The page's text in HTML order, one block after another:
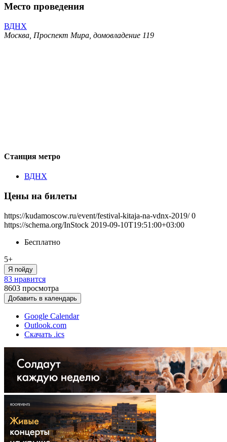
Место проведения
ВДНХ
Москва, Проспект Мира, домовладение 119
Станция метро
ВДНХ
Цены на билеты
https://kudamoscow.ru/event/festival-kitaja-na-vdnx-2019/ 0
https://schema.org/InStock 2019-09-10T19:51:00+03:00
Бесплатно
5+
Я пойду
83 нравится
8603 просмотра
Добавить в календарь
Google Calendar
Outlook.com
Скачать .ics